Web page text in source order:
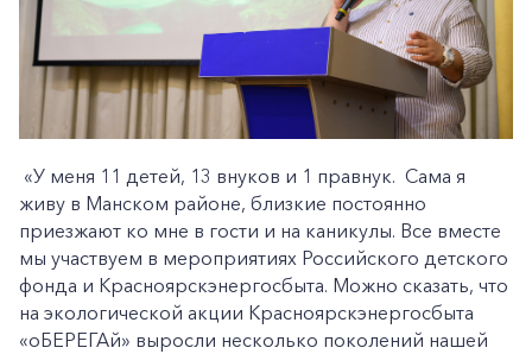
«У меня 11 детей, 13 внуков и 1 правнук. Сама я
живу в Манском районе, близкие постоянно
приезжают ко мне в гости и на каникулы. Все вместе
мы участвуем в мероприятиях Российского детского
фонда и Красноярскэнергосбыта. Можно сказать, что
на экологической акции Красноярскэнергосбыта
«оБЕРЕГАй» выросли несколько поколений нашей